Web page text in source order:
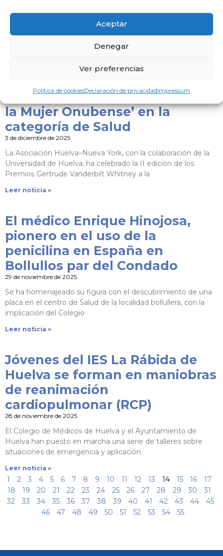
Aceptar
Denegar
Ver preferencias
Política de cookiesDeclaración de privacidadImpressum
condenado a una pena de 3 años y 6 meses de prisión, a
Leer noticia »
Mercedes Ramblado,
‘Gertrude Vanderbilt Whitney a
la Mujer Onubense’ en la
categoría de Salud
3 de diciembre de 2025
La Asociación Huelva–Nueva York, con la colaboración de la
Universidad de Huelva, ha celebrado la II edición de los
Premios Gertrude Vanderbilt Whitney a la
Leer noticia »
El médico Enrique Hinojosa,
pionero en el uso de la
penicilina en España en
Bollullos par del Condado
29 de noviembre de 2025
Se ha homenajeado su figura con el descubrimiento de una
placa en el centro de Salud de la localidad bollullera, con la
implicación del Colegio
Leer noticia »
Jóvenes del IES La Rábida de
Huelva se forman en maniobras
de reanimación
cardiopulmonar (RCP)
28 de noviembre de 2025
El Colegio de Médicos de Huelva y el Ayuntamiento de
Huelva han puesto en marcha una serie de talleres sobre
situaciones de emergencia y aplicación
Leer noticia »
1 2 3 4 5 6 7 8 9 10 11 12 13 14 15 16 17
18 19 20 21 22 23 24 25 26 27 28 29 30 31
32 33 34 35 36 37 38 39 40 41 42 43 44 45
46 47 48 49 50 51 52 53 54 55